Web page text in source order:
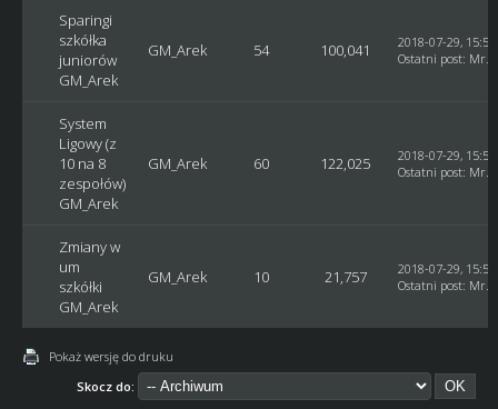
Sparingi
szkółka
juniorów
GM_Arek
GM_Arek 54 100,041
2018-07-29,
Ostatni post: Mr.
System
Ligowy (z
10 na 8
zespołów)
GM_Arek
GM_Arek 60 122,025
2018-07-29,
Ostatni post: Mr.
Zmiany w
um
szkółki
GM_Arek
GM_Arek 10 21,757
2018-07-29,
Ostatni post: Mr.
Pokaż wersję do druku
Skocz do: